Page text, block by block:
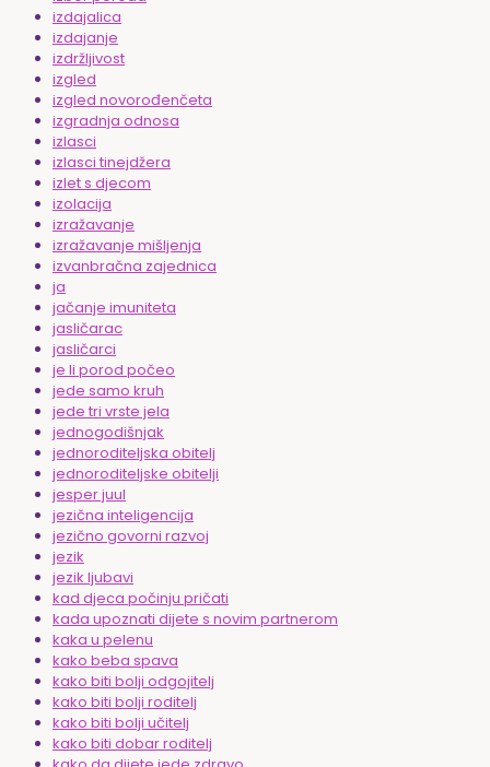
izdajalica
izdajanje
izdržljivost
izgled
izgled novorođenčeta
izgradnja odnosa
izlasci
izlasci tinejdžera
izlet s djecom
izolacija
izražavanje
izražavanje mišljenja
izvanbračna zajednica
ja
jačanje imuniteta
jasličarac
jasličarci
je li porod počeo
jede samo kruh
jede tri vrste jela
jednogodišnjak
jednoroditeljska obitelj
jednoroditeljske obitelji
jesper juul
jezična inteligencija
jezično govorni razvoj
jezik
jezik ljubavi
kad djeca počinju pričati
kada upoznati dijete s novim partnerom
kaka u pelenu
kako beba spava
kako biti bolji odgojitelj
kako biti bolji roditelj
kako biti bolji učitelj
kako biti dobar roditelj